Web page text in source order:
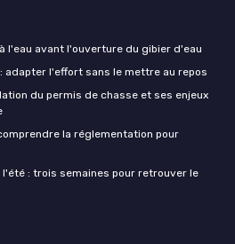
l'eau avant l'ouverture du gibier d'eau
adapter l'effort sans le mettre au repos
du permis de chasse et ses enjeux
la réglementation pour
: trois semaines pour retrouver le